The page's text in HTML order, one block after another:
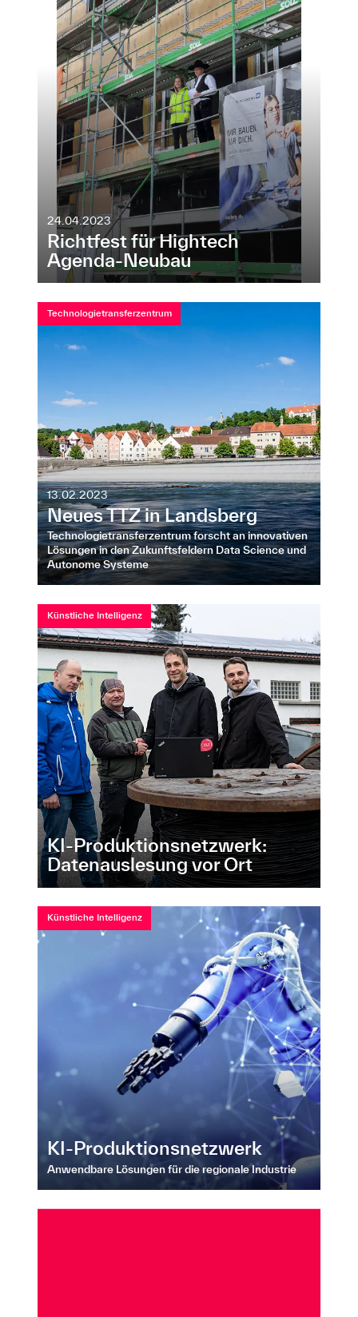
24.04.2023
Richtfest für Hightech
Agenda-Neubau
Technologietransferzentrum
13.02.2023
Neues TTZ in Landsberg
Technologietransferzentrum forscht an innovativen
Lösungen in den Zukunftsfeldern Data Science und
Autonome Systeme
Künstliche Intelligenz
KI-Produktionsnetzwerk:
Datenauslesung vor Ort
Künstliche Intelligenz
KI-Produktionsnetzwerk
Anwendbare Lösungen für die regionale Industrie